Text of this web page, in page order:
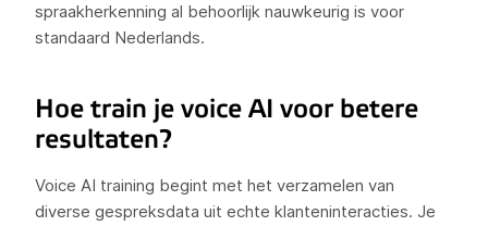
spraakherkenning al behoorlijk nauwkeurig is voor
standaard Nederlands.
Hoe train je voice AI voor betere
resultaten?
Voice AI training begint met het verzamelen van
diverse gespreksdata uit echte klanteninteracties. Je